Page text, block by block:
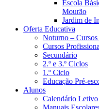
Escola
Mourão
Jardim de
Oferta Educativa
Noturno –
Cursos
Secundário
2.º e 3.º Ciclos
1.º Ciclo
Educação Pré-
Alunos
Calendário Letivo
Manuais